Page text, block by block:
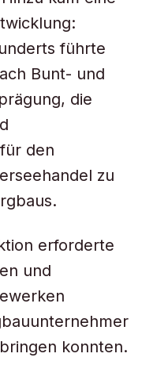
führte
Bunt- und
die
den
zu
erforderte
und
konnten.